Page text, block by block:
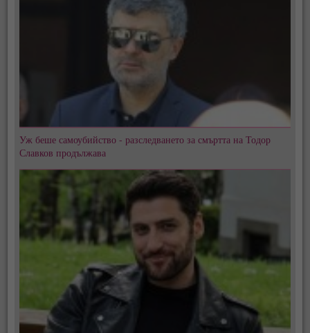
Уж беше самоубийство - разследването за смъртта на Тодор
Славков продължава